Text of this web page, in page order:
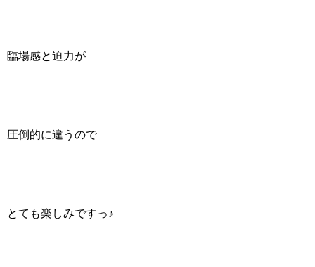
臨場感と迫力が
圧倒的に違うので
とても楽しみですっ♪